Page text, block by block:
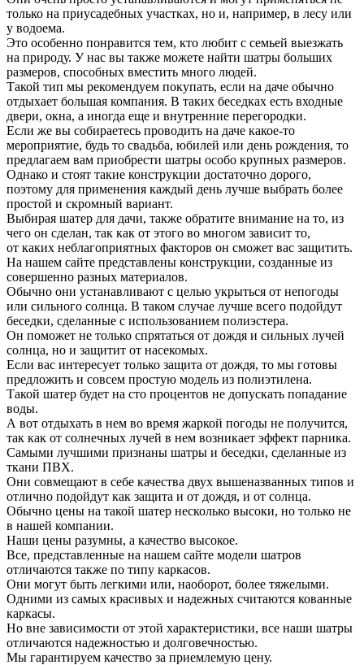
только на приусадебных участках, но и, например, в лесу или
у водоема.
Это особенно понравится тем, кто любит с семьей выезжать
на природу. У нас вы также можете найти шатры больших
размеров, способных вместить много людей.
Такой тип мы рекомендуем покупать, если на даче обычно
отдыхает большая компания. В таких беседках есть входные
двери, окна, а иногда еще и внутренние перегородки.
Если же вы собираетесь проводить на даче какое-то
мероприятие, будь то свадьба, юбилей или день рождения, то
предлагаем вам приобрести шатры особо крупных размеров.
Однако и стоят такие конструкции достаточно дорого,
поэтому для применения каждый день лучше выбрать более
простой и скромный вариант.
Выбирая шатер для дачи, также обратите внимание на то, из
чего он сделан, так как от этого во многом зависит то,
от каких неблагоприятных факторов он сможет вас защитить.
На нашем сайте представлены конструкции, созданные из
совершенно разных материалов.
Обычно они устанавливают с целью укрыться от непогоды
или сильного солнца. В таком случае лучше всего подойдут
беседки, сделанные с использованием полиэстера.
Он поможет не только спрятаться от дождя и сильных лучей
солнца, но и защитит от насекомых.
Если вас интересует только защита от дождя, то мы готовы
предложить и совсем простую модель из полиэтилена.
Такой шатер будет на сто процентов не допускать попадание
воды.
А вот отдыхать в нем во время жаркой погоды не получится,
так как от солнечных лучей в нем возникает эффект парника.
Самыми лучшими признаны шатры и беседки, сделанные из
ткани ПВХ.
Они совмещают в себе качества двух вышеназванных типов и
отлично подойдут как защита и от дождя, и от солнца.
Обычно цены на такой шатер несколько высоки, но только не
в нашей компании.
Наши цены разумны, а качество высокое.
Все, представленные на нашем сайте модели шатров
отличаются также по типу каркасов.
Они могут быть легкими или, наоборот, более тяжелыми.
Одними из самых красивых и надежных считаются кованные
каркасы.
Но вне зависимости от этой характеристики, все наши шатры
отличаются надежностью и долговечностью.
Мы гарантируем качество за приемлемую цену.